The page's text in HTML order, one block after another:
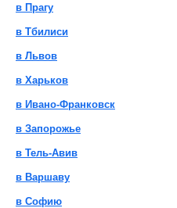
в Прагу
в Тбилиси
в Львов
в Харьков
в Ивано-Франковск
в Запорожье
в Тель-Авив
в Варшаву
в Софию